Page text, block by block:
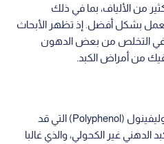
من الألياف، بما في ذلك
بشكل أفضل. إذ تظهر الأبحاث
التخلص من بعض الدهون
من أمراض الكبد.
يحتوي التوت على مادة تدعى البوليفينول (Polyphenol) التي قد
غير الكحولي، والذي غالبا